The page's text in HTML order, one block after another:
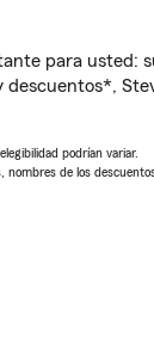
para usted:
descuentos*,
podrían variar.
de los